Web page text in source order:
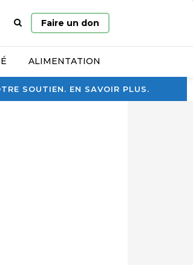
SOUTIEN. EN SAVOIR PLUS.
Page
d’accueil
Faire un don
ALIMENTATION